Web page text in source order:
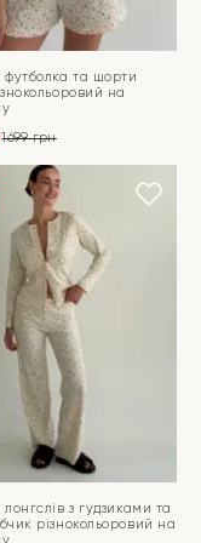
футболка та шорти
на
1699грн
ПЕРЕЙТИ
з гудзиками та
різнокольоровий на